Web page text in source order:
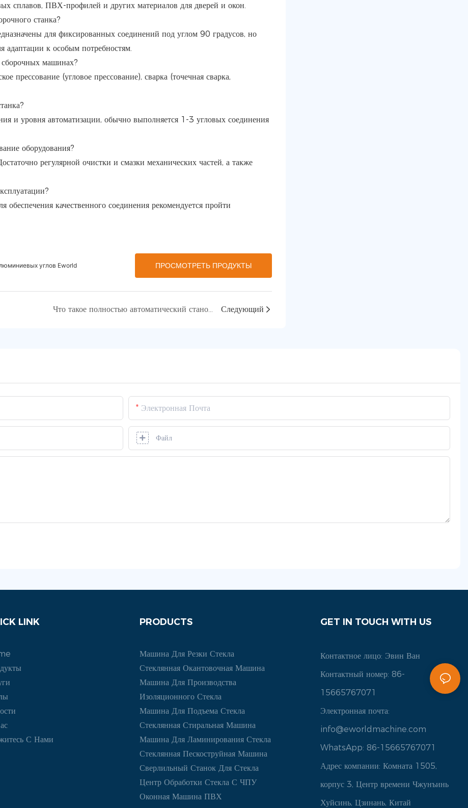
сплавов, ПВХ-профилей и других материалов для дверей и окон.
станка?
для фиксированных соединений под углом 90 градусов, но
адаптации к особым потребностям.
машинах?
прессование (угловое прессование), сварка (точечная сварка,
и уровня автоматизации, обычно выполняется 1-3 угловых соединения
оборудования?
регулярной очистки и смазки механических частей, а также
обеспечения качественного соединения рекомендуется пройти
углов Eworld ПРОСМОТРЕТЬ ПРОДУКТЫ
Что такое полностью автоматический станок для резки ламинированного стекла? Следующий
Электронная Почта
Файл
LINK
С Нами
PRODUCTS
Машина Для Резки Стекла
Стеклянная Окантовочная Машина
Машина Для Производства
Изоляционного Стекла
Машина Для Подъема Стекла
Стеклянная Стиральная Машина
Машина Для Ламинирования Стекла
Стеклянная Пескоструйная Машина
Сверлильный Станок Для Стекла
Центр Обработки Стекла С ЧПУ
Оконная Машина ПВХ
GET IN TOUCH WITH US
Контактное лицо: Эвин Ван
Контактный номер: 86-
15665767071
Электронная почта:
info@eworldmachine.com
WhatsApp: 86-15665767071
Адрес компании: Комната 1505,
корпус 3, Центр времени Чжунъинь
Хуйсинь, Цзинань, Китай